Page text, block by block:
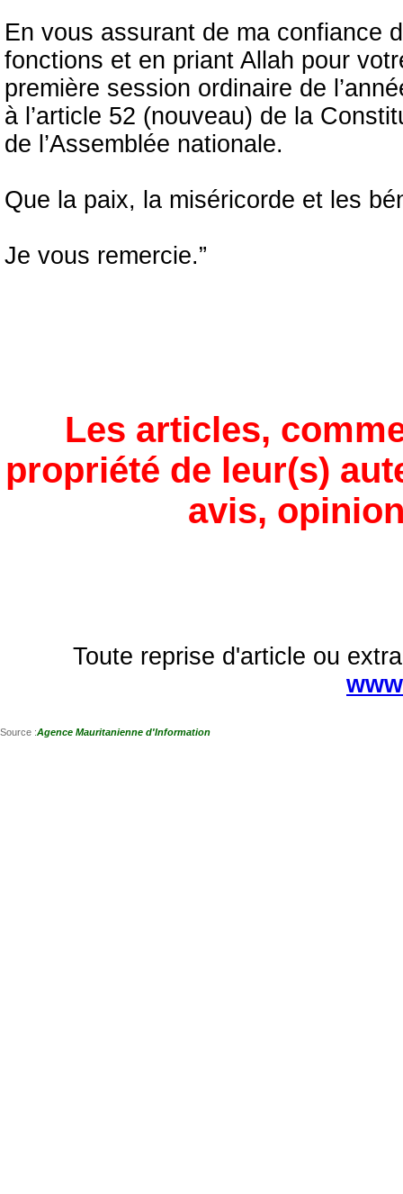
En vous assurant de ma confiance
fonctions et en priant Allah pour
première session ordinaire de
à l’article 52 (nouveau) de la
de l’Assemblée nationale.
Que la paix, la miséricorde et les
Je vous remercie.”
Les articles,
propriété de leur(s)
avis,
Toute reprise d'article ou
Source :Agence Mauritanienne d'Information